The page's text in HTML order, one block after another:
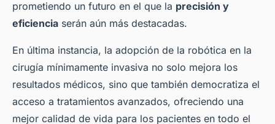
prometiendo un futuro en el que la precisión y
eficiencia serán aún más destacadas.
En última instancia, la adopción de la robótica en la
cirugía mínimamente invasiva no solo mejora los
resultados médicos, sino que también democratiza el
acceso a tratamientos avanzados, ofreciendo una
mejor calidad de vida para los pacientes en todo el